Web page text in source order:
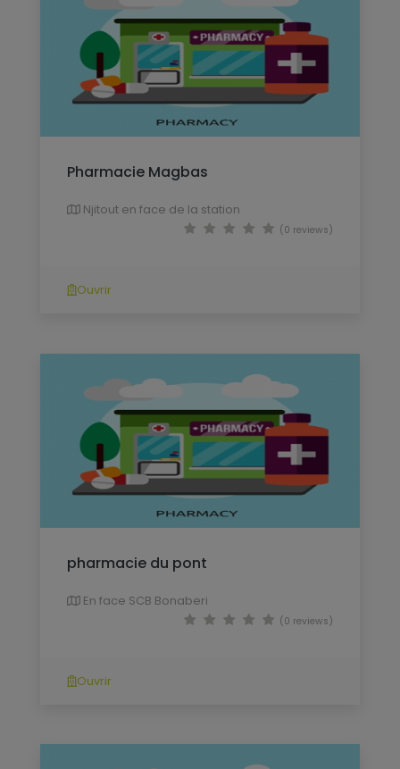
Pharmacie Magbas
Njitout en face de la station
(0 reviews)
Ouvrir
pharmacie du pont
En face SCB Bonaberi
(0 reviews)
Ouvrir